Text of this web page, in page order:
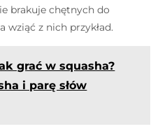
brakuje chętnych do
wziąć z nich przykład.
grać w squasha?
i parę słów